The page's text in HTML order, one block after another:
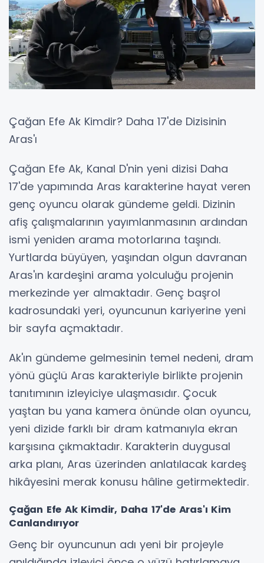
Çağan Efe Ak Kimdir? Daha 17'de Dizisinin
Aras'ı
Çağan Efe Ak, Kanal D'nin yeni dizisi Daha
17'de yapımında Aras karakterine hayat veren
genç oyuncu olarak gündeme geldi. Dizinin
afiş çalışmalarının yayımlanmasının ardından
ismi yeniden arama motorlarına taşındı.
Yurtlarda büyüyen, yaşından olgun davranan
Aras'ın kardeşini arama yolculuğu projenin
merkezinde yer almaktadır. Genç başrol
kadrosundaki yeri, oyuncunun kariyerine yeni
bir sayfa açmaktadır.
Ak'ın gündeme gelmesinin temel nedeni, dram
yönü güçlü Aras karakteriyle birlikte projenin
tanıtımının izleyiciye ulaşmasıdır. Çocuk
yaştan bu yana kamera önünde olan oyuncu,
yeni dizide farklı bir dram katmanıyla ekran
karşısına çıkmaktadır. Karakterin duygusal
arka planı, Aras üzerinden anlatılacak kardeş
hikâyesini merak konusu hâline getirmektedir.
Çağan Efe Ak Kimdir, Daha 17'de Aras'ı Kim
Canlandırıyor
Genç bir oyuncunun adı yeni bir projeyle